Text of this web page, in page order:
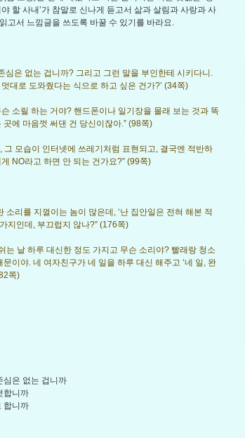
할 사내’가 참말로 신나게 듣고서 삶과 살림과 사랑과 사
고서 느낌글을 쓰도록 바꿀 수 있기를 바라요.
심은 없는 겁니까? 그리고 그런 말을 부인한테 시키다니.
대로 도와줬다는 식으로 하고 싶은 건가?’ (34쪽)
소릴 하는 거야? 핸드폰이나 일기장을 몰래 보는 것과 똑
에 마음껏 써댄 건 당신이잖아.” (98쪽)
모습이 인터넷에 쓰레기처럼 표현되고, 결국엔 적반하
NO라고 하면 안 되는 건가요?” (99쪽)
소리를 지껄이는 놈이 많은데, ‘난 집안일은 전혀 해본 적
지인데, 부끄럽지 않나?” (176쪽)
는 날 하루 대신한 정도 가지고 무슨 소리야? 빨래랑 청소
이야. 네 여자친구가 네 일을 하루 대신 해주고 ‘네 일, 완
쪽)
심은 없는 겁니까
합니까
합니까